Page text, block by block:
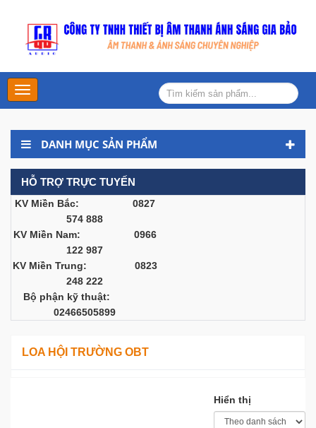
Main
Menu
DANH MỤC SẢN PHẨM
HỖ TRỢ TRỰC TUYẾN
KV Miền Bắc: 0827
574 888
KV Miền Nam: 0966
122 987
KV Miền Trung: 0823
248 222
Bộ phận kỹ thuật:
02466505899
LOA HỘI TRƯỜNG OBT
Hiển thị